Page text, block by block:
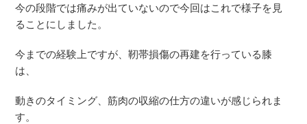
今の段階では痛みが出ていないので今回はこれで様子を見
ることにしました。
今までの経験上ですが、靭帯損傷の再建を行っている膝
は、
動きのタイミング、筋肉の収縮の仕方の違いが感じられま
す。